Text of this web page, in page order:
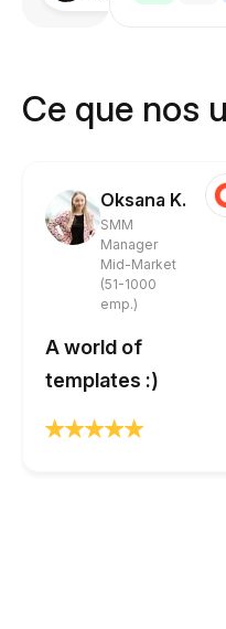
Ce que nos
Oksana K.
SMM
Manager
Mid-Market
(51-1000
emp.)
A world of
templates :)